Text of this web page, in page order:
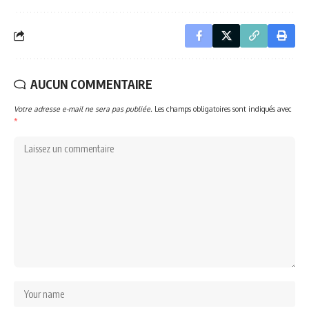
AUCUN COMMENTAIRE
Votre adresse e-mail ne sera pas publiée. Les champs obligatoires sont indiqués avec
*